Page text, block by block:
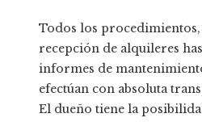
Todos los procedimientos,
recepción de alquileres
informes de
efectúan con absoluta
El dueño tiene la